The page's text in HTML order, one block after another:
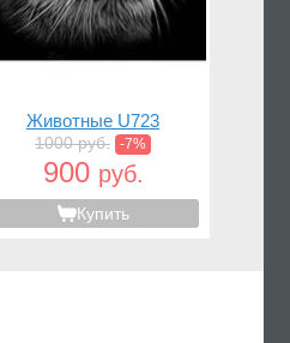
Животные U723
1000 руб. -7%
900 руб.
Купить